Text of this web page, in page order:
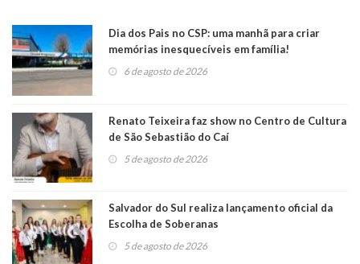
Dia dos Pais no CSP: uma manhã para criar
memórias inesquecíveis em família!
6 de agosto de 2026
Renato Teixeira faz show no Centro de Cultura
de São Sebastião do Caí
5 de agosto de 2026
Salvador do Sul realiza lançamento oficial da
Escolha de Soberanas
5 de agosto de 2026